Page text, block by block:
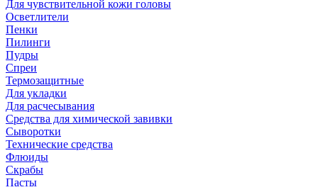
Для чувствительной кожи головы
Осветлители
Пенки
Пилинги
Пудры
Спреи
Термозащитные
Для укладки
Для расчесывания
Средства для химической завивки
Сыворотки
Технические средства
Флюиды
Скрабы
Пасты